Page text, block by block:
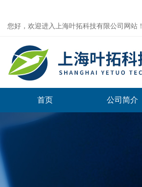
您好，欢迎进入上海叶拓科技有限公司网站！
首页 公司简介